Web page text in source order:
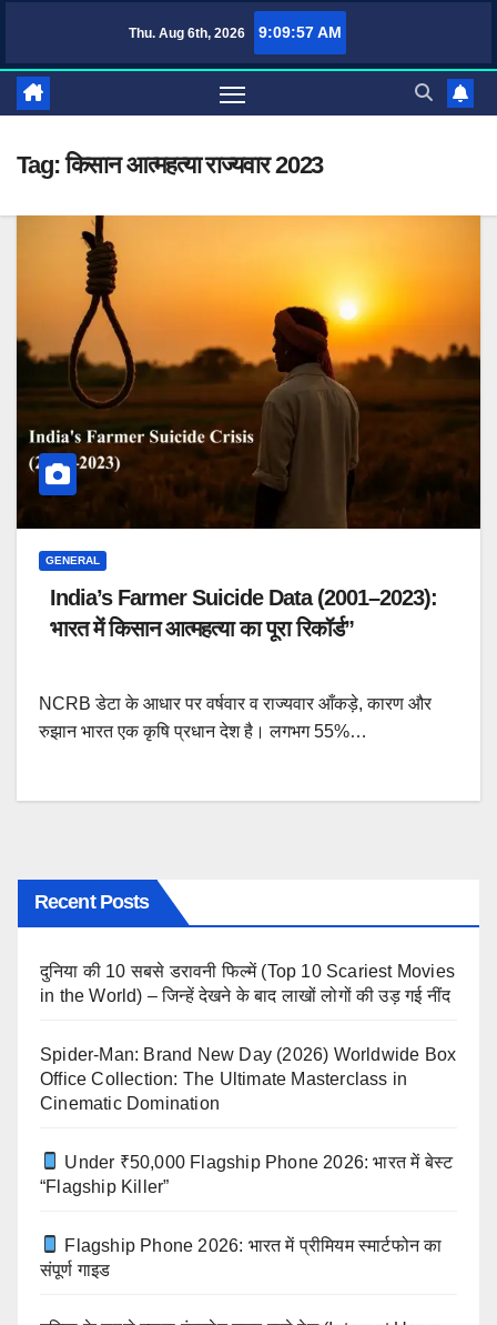
content
Thu. Aug 6th, 2026 9:09:57 AM
Tag:किसान आत्महत्या राज्यवार 2023
GENERAL
India’s Farmer Suicide Data (2001–2023):
भारत में किसान आत्महत्या का पूरा रिकॉर्ड”
NCRB डेटा के आधार पर वर्षवार व राज्यवार आँकड़े, कारण और
रुझान भारत एक कृषि प्रधान देश है। लगभग 55%…
Recent Posts
दुनिया की 10 सबसे डरावनी फिल्में (Top 10 Scariest Movies
in the World) – जिन्हें देखने के बाद लाखों लोगों की उड़ गई नींद
Spider-Man: Brand New Day (2026) Worldwide Box
Office Collection: The Ultimate Masterclass in
Cinematic Domination
Under ₹50,000 Flagship Phone 2026: भारत में बेस्ट
“Flagship Killer”
Flagship Phone 2026: भारत में प्रीमियम स्मार्टफोन का
संपूर्ण गाइड